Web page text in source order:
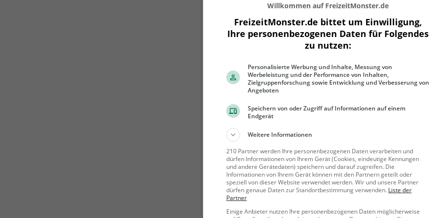
1000 ft
Ähnliche Aktivitäten wie Minigolf
Ruderbootverleih
Bootsverleih in Schönau am
Königssee
Schönau a
m Königssee
Familie &
Kinder, Natur
Hubertuspark
Willkommen auf FreizeitMonster.de
FreizeitMonster.de bittet um Einwilligung,
Ihre personenbezogenen Daten für Folgendes
zu nutzen:
Personalisierte Werbung und Inhalte, Messung von
Werbeleistung und der Performance von Inhalten,
Zielgruppenforschung sowie Entwicklung und Verbesserung von
Angeboten
Speichern von oder Zugriff auf Informationen auf einem
Endgerät
Weitere Informationen
210 Partner werden Ihre personenbezogenen Daten verarbeiten und
dürfen Informationen von Ihrem Gerät (Cookies, eindeutige Kennungen
und andere Gerätedaten) speichern und darauf zugreifen. Die
Informationen von Ihrem Gerät können mit den Partnern geteilt oder
speziell von dieser Website verwendet werden. Wir und unsere Partner
dürfen genaue Daten zur Standortbestimmung verwenden. Liste der
Partner
Einige Anbieter nutzen Ihre personenbezogenen Daten möglicherweise